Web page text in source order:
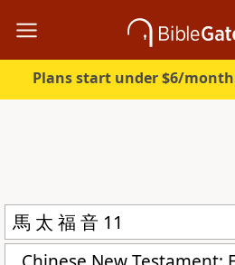
Plans start under $6/